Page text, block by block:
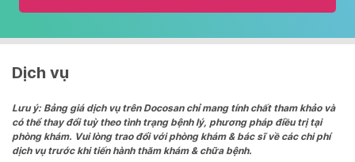
and
date.
the
question
mark
Dịch vụ
Lưu ý: Bảng giá dịch vụ trên Docosan chỉ mang tính chất tham khảo và
có thể thay đổi tuỳ theo tình trạng bệnh lý, phương pháp điều trị tại
phòng khám. Vui lòng trao đổi với phòng khám & bác sĩ về các chi phí
dịch vụ trước khi tiến hành thăm khám & chữa bệnh.